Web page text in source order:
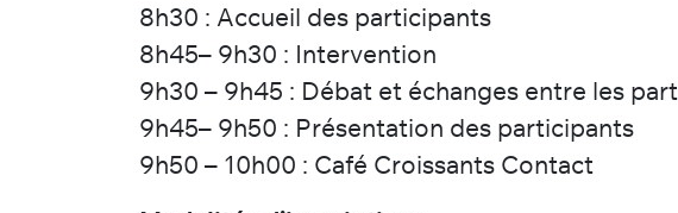
8h30 : Accueil des participants
8h45– 9h30 : Intervention
9h30 – 9h45 : Débat et échanges entre les
9h45– 9h50 : Présentation des participants
9h50 – 10h00 : Café Croissants Contact